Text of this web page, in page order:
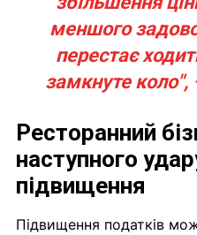
меншого
перестає
замкнуте
Ресторанний
наступного
підвищення
Підвищення податків